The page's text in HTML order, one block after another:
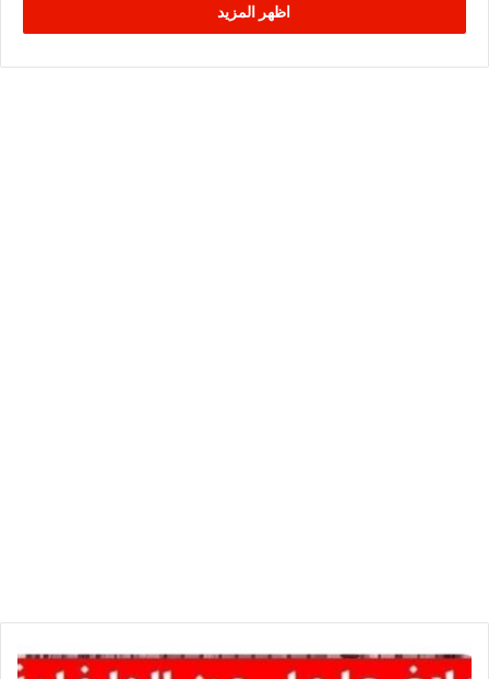
ضغط الروزنامة ورط الترجي الرياضي من خلال حرمانه من ابرز
اظهر المزيد
وردنا